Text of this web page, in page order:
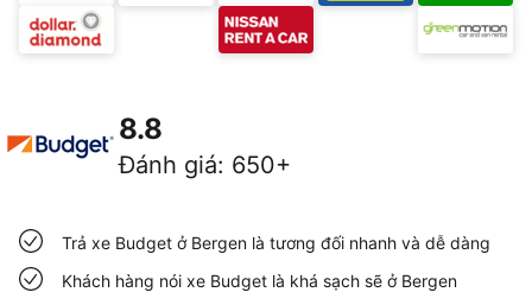
8.8
Đánh giá: 650+
Trả xe Budget ở Bergen là tương đối nhanh và dễ dàng
Khách hàng nói xe Budget là khá sạch sẽ ở Bergen